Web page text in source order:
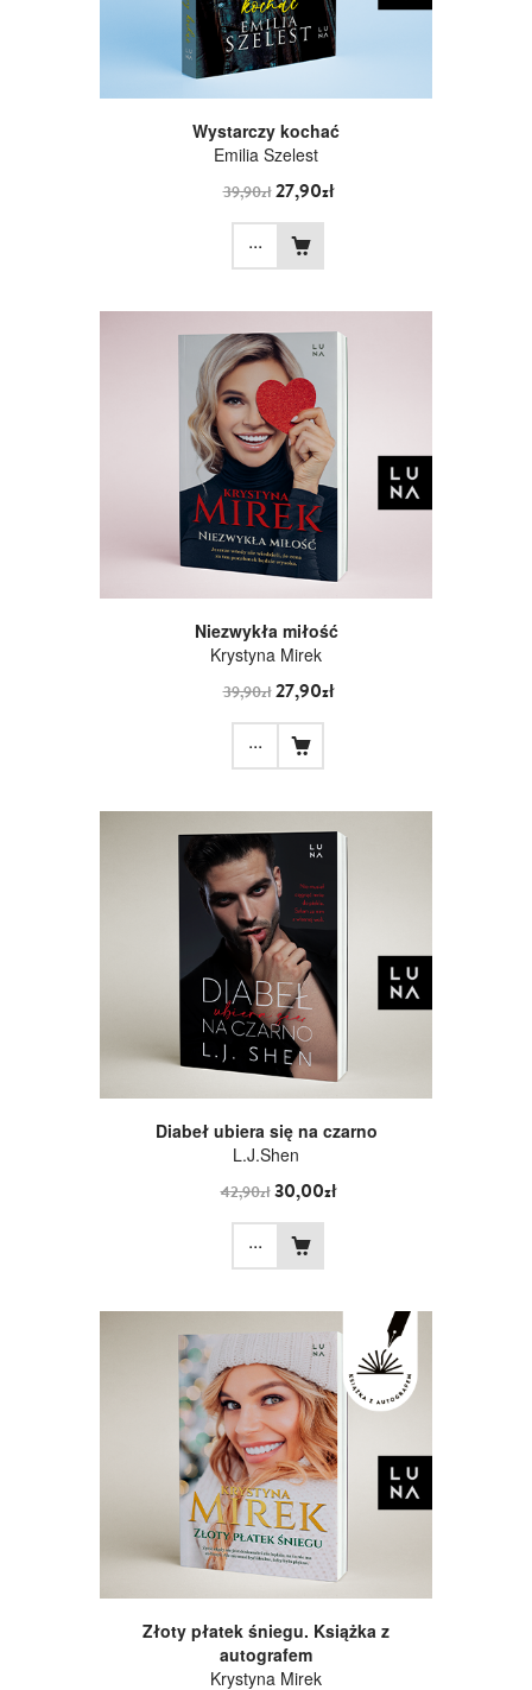
Wystarczy kochać
Emilia Szelest
39,90zł27,90zł
...
Niezwykła miłość
Krystyna Mirek
39,90zł27,90zł
...
Diabeł ubiera się na czarno
L.J.Shen
42,90zł30,00zł
...
Złoty płatek śniegu. Książka z
autografem
Krystyna Mirek